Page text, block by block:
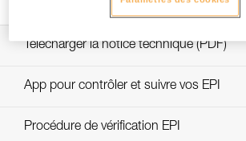
Télécharger la notice technique (PDF)
Technical Notice
App pour contrôler et suivre vos EPI
découvrez ePPEcentre
Procédure de vérification EPI